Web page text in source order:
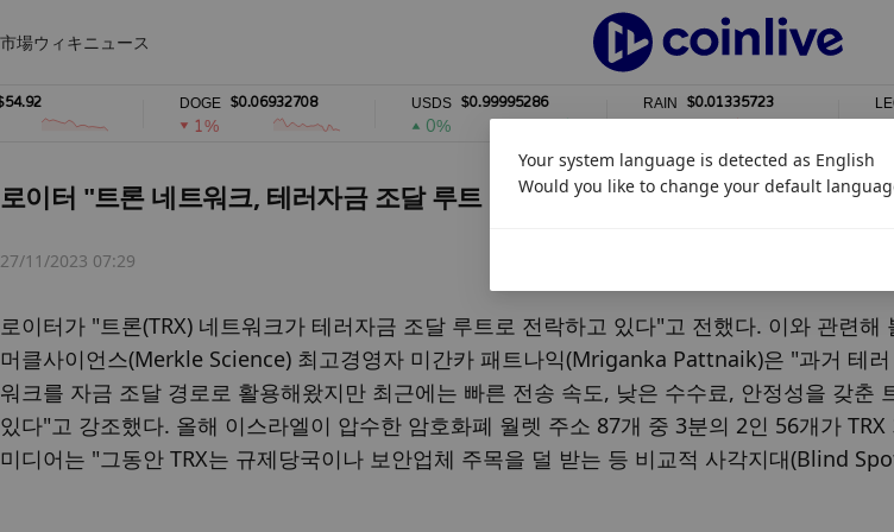
市場ウィキ ニュース
DOGE $0.06932708
1%
USDS $0.99995286
0%
$0.01335723
1% 0%
로이터 "트론 네트워크, 테러자금 조달 루트 전락"
27/11/2023 07:29
로이터가 "트론(TRX) 네트워크가 테러자금 조달 루트로 전락하고 있다"고 전했다. 이와 관련해
머클사이언스(Merkle Science) 최고경영자 미간카 패트나익(Mriganka Pattnaik)은 "과거 테
워크를 자금 조달 경로로 활용해왔지만 최근에는 빠른 전송 속도, 낮은 수수료, 안정성을 갖춘
있다"고 강조했다. 올해 이스라엘이 압수한 암호화폐 월렛 주소 87개 중 3분의 2인 56개가
미디어는 "그동안 TRX는 규제당국이나 보안업체 주목을 덜 받는 등 비교적 사각지대(Blind
Your system language is detected as English
Would you like to change your default